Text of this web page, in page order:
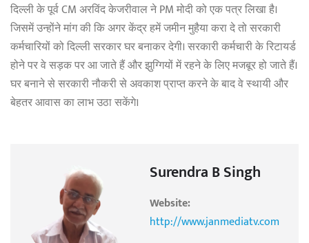
दिल्ली के पूर्व CM अरविंद केजरीवाल ने PM मोदी को एक पत्र लिखा है।
जिसमें उन्होंने मांग की कि अगर केंद्र हमें जमीन मुहैया करा दे तो सरकारी
कर्मचारियों को दिल्ली सरकार घर बनाकर देगी। सरकारी कर्मचारी के रिटायर्ड
होने पर वे सड़क पर आ जाते हैं और झुग्गियों में रहने के लिए मजबूर हो जाते हैं।
घर बनाने से सरकारी नौकरी से अवकाश प्राप्त करने के बाद वे स्थायी और
बेहतर आवास का लाभ उठा सकेंगे।
Surendra B Singh
Website:
http://www.janmediatv.com